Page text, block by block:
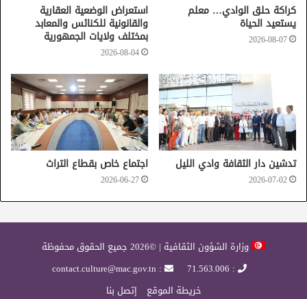
كراكة حلق الوادي… معلم
يستعيد الحياة
2026-08-07
استعراض الوضعية العقارية
والقانونية للكنائس والمعابد
بمختلف ولايات الجمهورية
2026-08-04
تدشين دار الثقافة وادي الليل
2026-07-02
اجتماع خاص بقطاع التراث
2026-06-27
وزارة الشؤون الثقافية | ©2026 جميع الحقوق محفوظة
: 71.563.006
: contact.culture@mac.gov.tn
خريطة الموقع
إتصل بنا